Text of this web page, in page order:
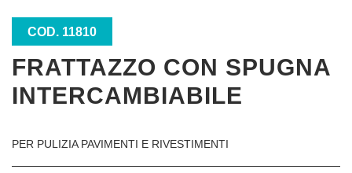
COD. 11810
FRATTAZZO CON SPUGNA
INTERCAMBIABILE
PER PULIZIA PAVIMENTI E RIVESTIMENTI